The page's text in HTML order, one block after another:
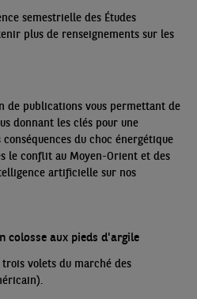
semestrielle des Études
plus de renseignements sur les
de publications vous permettant de
donnant les clés pour une
du choc énergétique
le conflit au Moyen-Orient et des
artificielle sur nos
colosse aux pieds d'argile
volets du marché des